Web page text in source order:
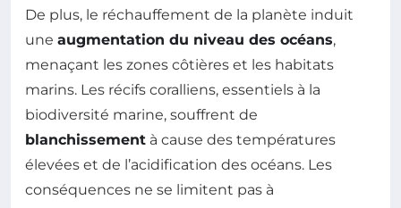
De plus, le réchauffement de la planète induit
une augmentation du niveau des océans,
menaçant les zones côtières et les habitats
marins. Les récifs coralliens, essentiels à la
biodiversité marine, souffrent de
blanchissement à cause des températures
élevées et de l’acidification des océans. Les
conséquences ne se limitent pas à